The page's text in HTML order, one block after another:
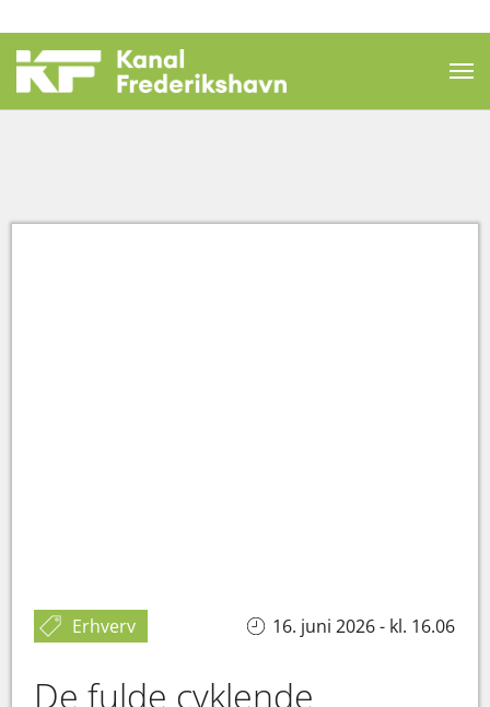
Erhverv 16. juni 2026 - kl. 16.06
De fulde cyklende